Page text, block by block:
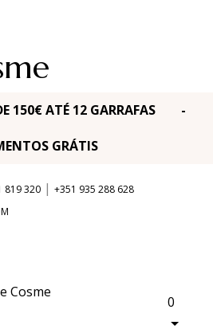
150€ ATÉ 12 GARRAFAS -
GRÁTIS
819 320 | +351 935 288 628
0